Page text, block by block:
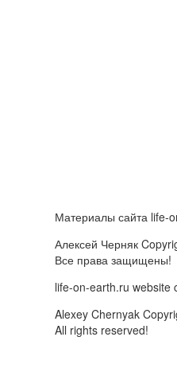
Материалы сайта life-
Алексей Черняк
Все права защищены!
life-on-earth.ru website
Alexey Chernyak
All rights reserved!